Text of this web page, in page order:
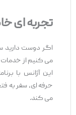
تجربه‌ای
اگر دوست دارید
می ‌کنیم از خدمات
این آژانس با
حرفه ‌ای، سفر به
می ‌کند.